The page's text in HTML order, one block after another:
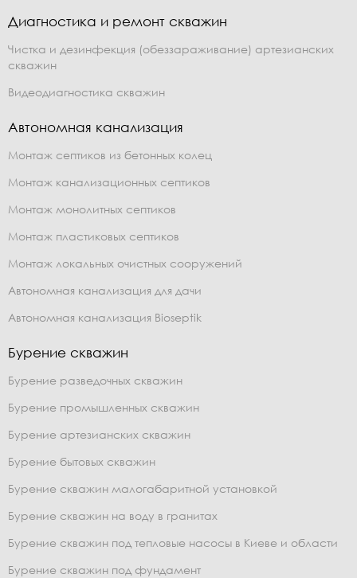
Диагностика и ремонт скважин
Чистка и дезинфекция (обеззараживание) артезианских
скважин
Видеодиагностика скважин
Автономная канализация
Монтаж септиков из бетонных колец
Монтаж канализационных септиков
Монтаж монолитных септиков
Монтаж пластиковых септиков
Монтаж локальных очистных сооружений
Автономная канализация для дачи
Автономная канализация Bioseptik
Бурение скважин
Бурение разведочных скважин
Бурение промышленных скважин
Бурение артезианских скважин
Бурение бытовых скважин
Бурение скважин малогабаритной установкой
Бурение скважин на воду в гранитах
Бурение скважин под тепловые насосы в Киеве и области
Бурение скважин под фундамент